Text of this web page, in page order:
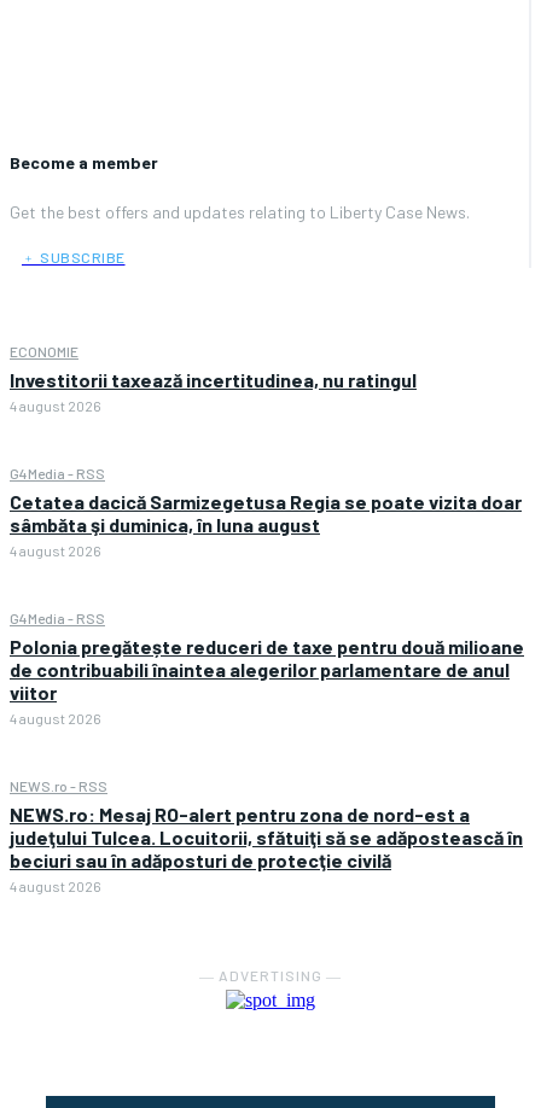
Become a member
Get the best offers and updates relating to Liberty Case News.
﹢ SUBSCRIBE
ECONOMIE
Investitorii taxează incertitudinea, nu ratingul
4 august 2026
G4Media - RSS
Cetatea dacică Sarmizegetusa Regia se poate vizita doar
sâmbăta şi duminica, în luna august
4 august 2026
G4Media - RSS
Polonia pregătește reduceri de taxe pentru două milioane
de contribuabili înaintea alegerilor parlamentare de anul
viitor
4 august 2026
NEWS.ro - RSS
NEWS.ro: Mesaj RO-alert pentru zona de nord-est a
judeţului Tulcea. Locuitorii, sfătuiţi să se adăpostească în
beciuri sau în adăposturi de protecţie civilă
4 august 2026
― ADVERTISING ―